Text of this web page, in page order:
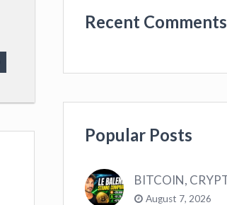
Recent Comments
Popular Posts
August 7, 2026